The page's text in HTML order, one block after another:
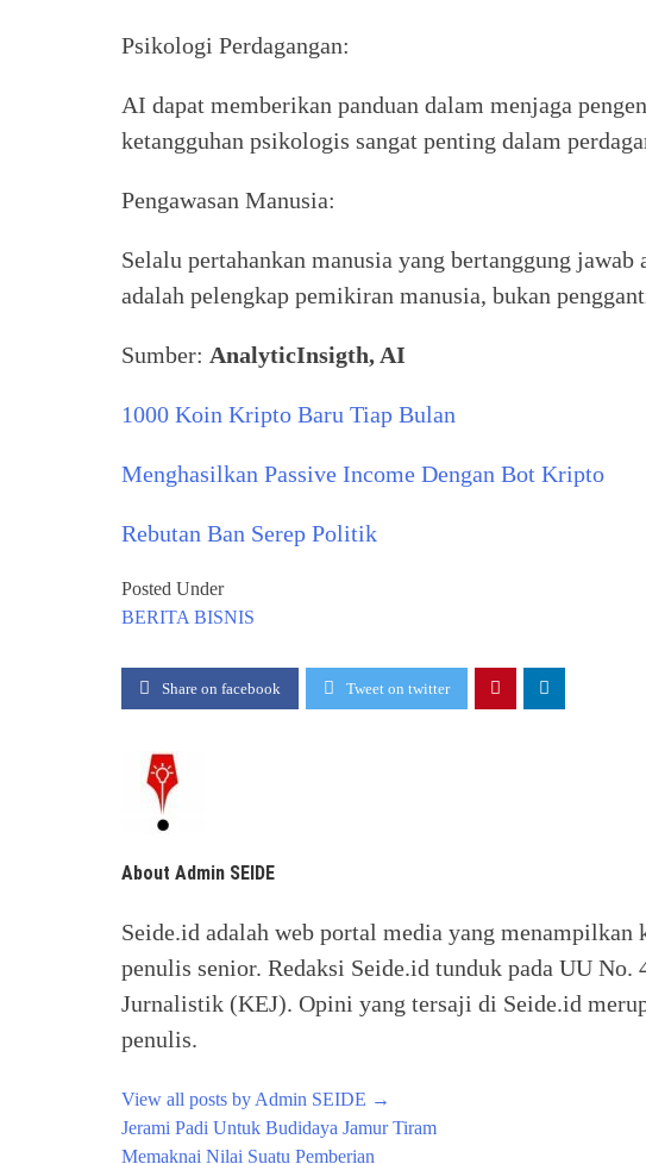
Psikologi Perdagangan:
AI dapat memberikan panduan dalam menjaga
ketangguhan psikologis sangat penting dalam
Pengawasan Manusia:
Selalu pertahankan manusia yang bertanggung jawab
adalah pelengkap pemikiran manusia, bukan
Sumber: AnalyticInsigth, AI
1000 Koin Kripto Baru Tiap Bulan
Menghasilkan Passive Income Dengan Bot Kripto
Rebutan Ban Serep Politik
Posted Under
BERITA BISNIS
Share on facebook Tweet on twitter
About Admin SEIDE
Seide.id adalah web portal media yang
penulis senior. Redaksi Seide.id tunduk pada UU No.
Jurnalistik (KEJ). Opini yang tersaji di Seide.id
penulis.
View all posts by Admin SEIDE →
Post
navigation
Jerami Padi Untuk Budidaya Jamur Tiram
Memaknai Nilai Suatu Pemberian